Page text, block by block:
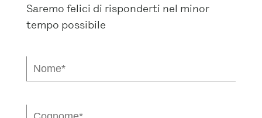
Saremo felici di risponderti nel minor
tempo possibile